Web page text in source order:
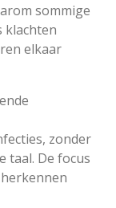
sommige
klachten
elkaar
zonder
taal. De focus